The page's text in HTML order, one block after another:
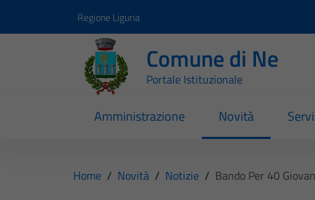
Regione Liguria
Comune di Ne
Portale Istituzionale
Amministrazione Novità
Home / Novità / Notizie / Bando Per 40